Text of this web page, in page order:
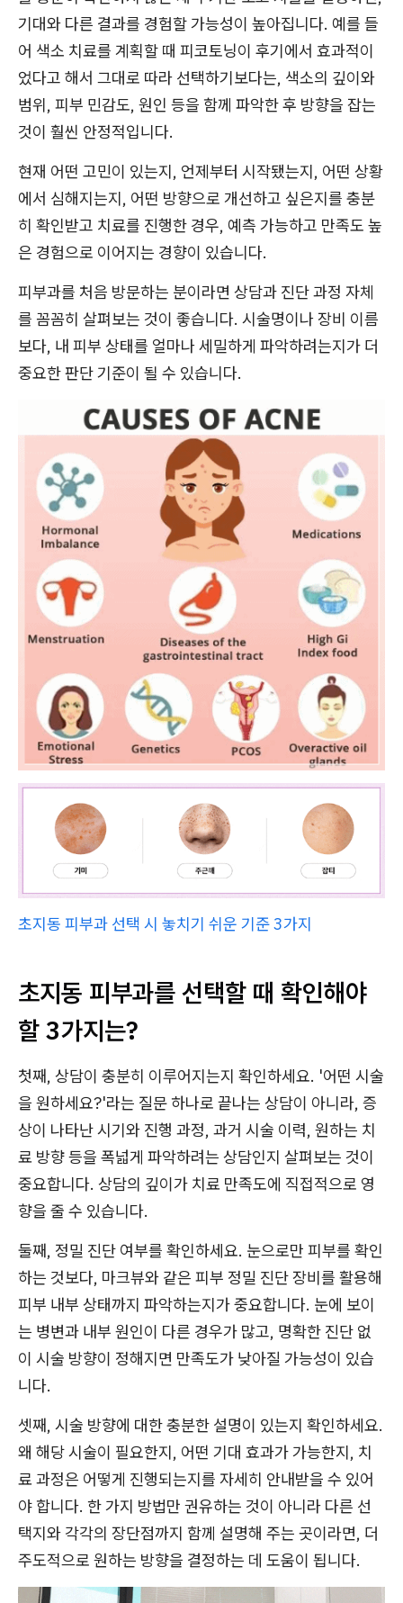
기대와 다른 결과를 경험할 가능성이 높아집니다. 예를 들
어 색소 치료를 계획할 때 피코토닝이 후기에서 효과적이
었다고 해서 그대로 따라 선택하기보다는, 색소의 깊이와
범위, 피부 민감도, 원인 등을 함께 파악한 후 방향을 잡는
것이 훨씬 안정적입니다.
현재 어떤 고민이 있는지, 언제부터 시작됐는지, 어떤 상황
에서 심해지는지, 어떤 방향으로 개선하고 싶은지를 충분
히 확인받고 치료를 진행한 경우, 예측 가능하고 만족도 높
은 경험으로 이어지는 경향이 있습니다.
피부과를 처음 방문하는 분이라면 상담과 진단 과정 자체
를 꼼꼼히 살펴보는 것이 좋습니다. 시술명이나 장비 이름
보다, 내 피부 상태를 얼마나 세밀하게 파악하려는지가 더
중요한 판단 기준이 될 수 있습니다.
초지동 피부과 선택 시 놓치기 쉬운 기준 3가지
초지동 피부과를 선택할 때 확인해야
할 3가지는?
첫째, 상담이 충분히 이루어지는지 확인하세요. '어떤 시술
을 원하세요?'라는 질문 하나로 끝나는 상담이 아니라, 증
상이 나타난 시기와 진행 과정, 과거 시술 이력, 원하는 치
료 방향 등을 폭넓게 파악하려는 상담인지 살펴보는 것이
중요합니다. 상담의 깊이가 치료 만족도에 직접적으로 영
향을 줄 수 있습니다.
둘째, 정밀 진단 여부를 확인하세요. 눈으로만 피부를 확인
하는 것보다, 마크뷰와 같은 피부 정밀 진단 장비를 활용해
피부 내부 상태까지 파악하는지가 중요합니다. 눈에 보이
는 병변과 내부 원인이 다른 경우가 많고, 명확한 진단 없
이 시술 방향이 정해지면 만족도가 낮아질 가능성이 있습
니다.
셋째, 시술 방향에 대한 충분한 설명이 있는지 확인하세요.
왜 해당 시술이 필요한지, 어떤 기대 효과가 가능한지, 치
료 과정은 어떻게 진행되는지를 자세히 안내받을 수 있어
야 합니다. 한 가지 방법만 권유하는 것이 아니라 다른 선
택지와 각각의 장단점까지 함께 설명해 주는 곳이라면, 더
주도적으로 원하는 방향을 결정하는 데 도움이 됩니다.